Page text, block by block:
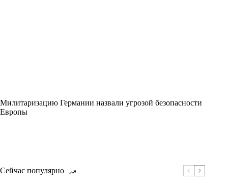
Милитаризацию Германии назвали угрозой безопасности
Европы
Сейчас популярно